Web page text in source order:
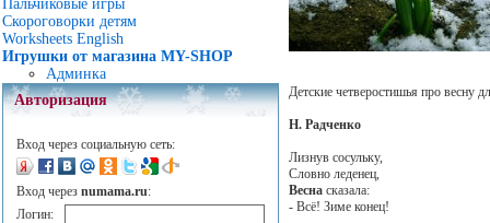
Пальчиковые игры
Скороговорки детям
Worksheets English
Игрушки от магазина MY-SHOP
Админка
Авторизация
Вход через социальную сеть:
Вход через numama.ru:
Логин:
Детские четверостишья про весну
Н. Радченко
Лизнув сосульку,
Словно леденец,
Веснасказала:
- Всё! Зиме конец!